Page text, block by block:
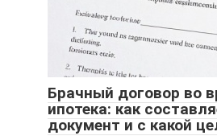
Брачный договор во
ипотека: как
документ и с какой